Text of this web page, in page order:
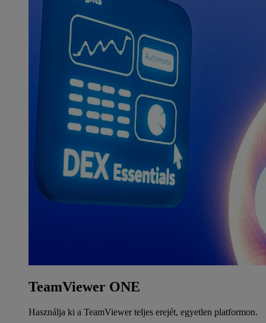
TeamViewer ONE
Használja ki a TeamViewer teljes erejét, egyetlen platformon.